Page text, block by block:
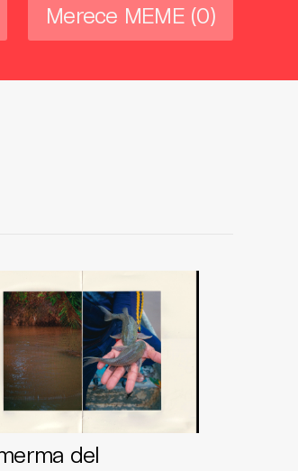
Merece MEME (0)
del